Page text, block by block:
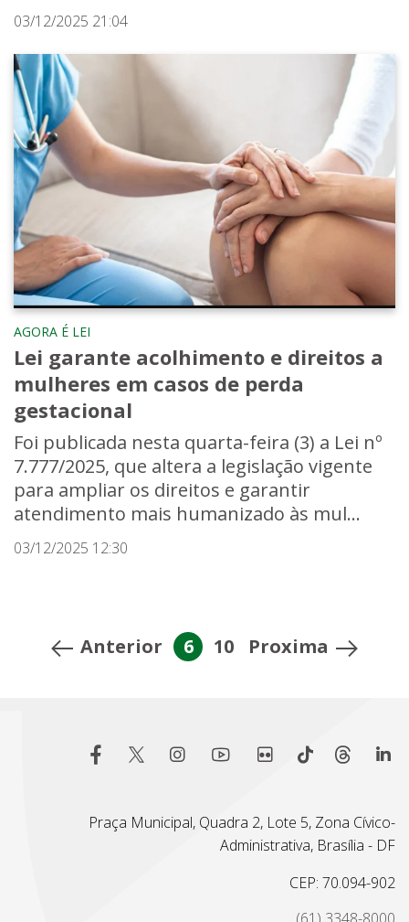
03/12/2025 21:04
AGORA É LEI
Lei garante acolhimento e direitos a
mulheres em casos de perda
gestacional
Foi publicada nesta quarta-feira (3) a Lei nº
7.777/2025, que altera a legislação vigente
para ampliar os direitos e garantir
atendimento mais humanizado às mul...
03/12/2025 12:30
Anterior 6 10 Proxima
Praça Municipal, Quadra 2, Lote 5, Zona Cívico-
Administrativa, Brasília - DF
CEP: 70.094-902